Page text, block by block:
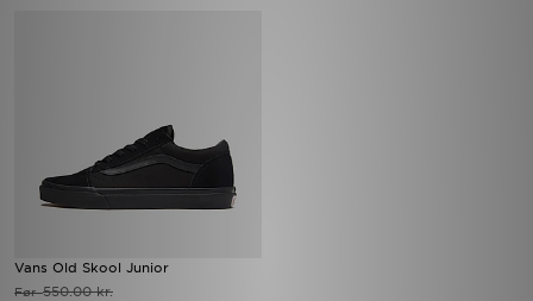
Vans Old Skool Junior
Før550.00 kr.